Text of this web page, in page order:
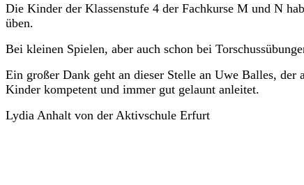
Die Kinder der Klassenstufe 4 der Fachkurse M und N
üben.
Bei kleinen Spielen, aber auch schon bei
Ein großer Dank geht an dieser Stelle an Uwe Balles,
Kinder kompetent und immer gut gelaunt anleitet.
Lydia Anhalt von der Aktivschule Erfurt